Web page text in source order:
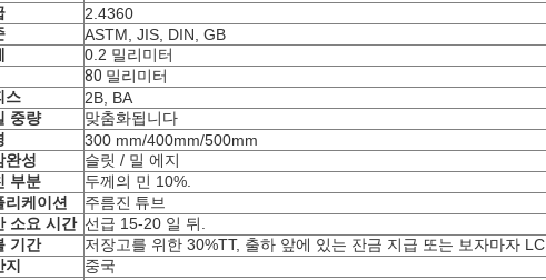
2.4360
ASTM, JIS, DIN, GB
0.2 밀리미터
80 밀리미터
스
2B, BA
중량
맞춤화됩니다
300 mm/400mm/500mm
완성
슬릿 / 밀 에지
부분
두께의 민 10%.
리케이션
주름진 튜브
소요 시간 선급 15-20 일 뒤.
기간
저장고를 위한 30%TT, 출하 앞에 있는 잔금 지급 또는 보자마자 LC.
중국